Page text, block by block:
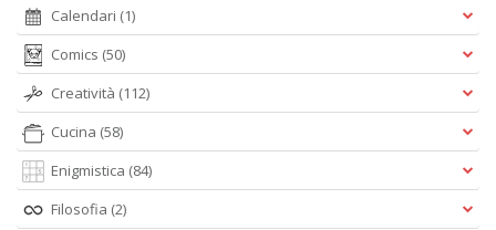
Calendari (1)
Comics (50)
Creatività (112)
Cucina (58)
Enigmistica (84)
Filosofia (2)